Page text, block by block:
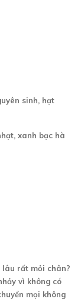
sinh, hạt
xanh bạc hà
rất mỏi chân?
vì không có
mọi không